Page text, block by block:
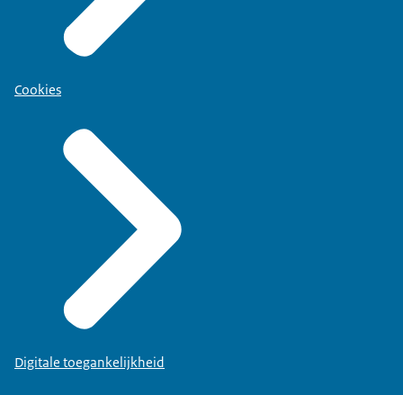
Cookies
Digitale toegankelijkheid